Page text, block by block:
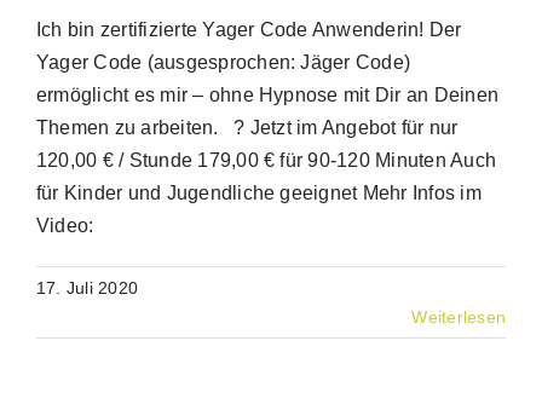
Ich bin zertifizierte Yager Code Anwenderin! Der
Yager Code (ausgesprochen: Jäger Code)
ermöglicht es mir – ohne Hypnose mit Dir an Deinen
Themen zu arbeiten. ? Jetzt im Angebot für nur
120,00 € / Stunde 179,00 € für 90-120 Minuten Auch
für Kinder und Jugendliche geeignet Mehr Infos im
Video:
17. Juli 2020
Weiterlesen